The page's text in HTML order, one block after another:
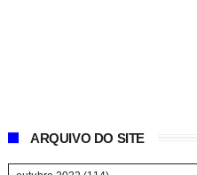
ARQUIVO DO SITE